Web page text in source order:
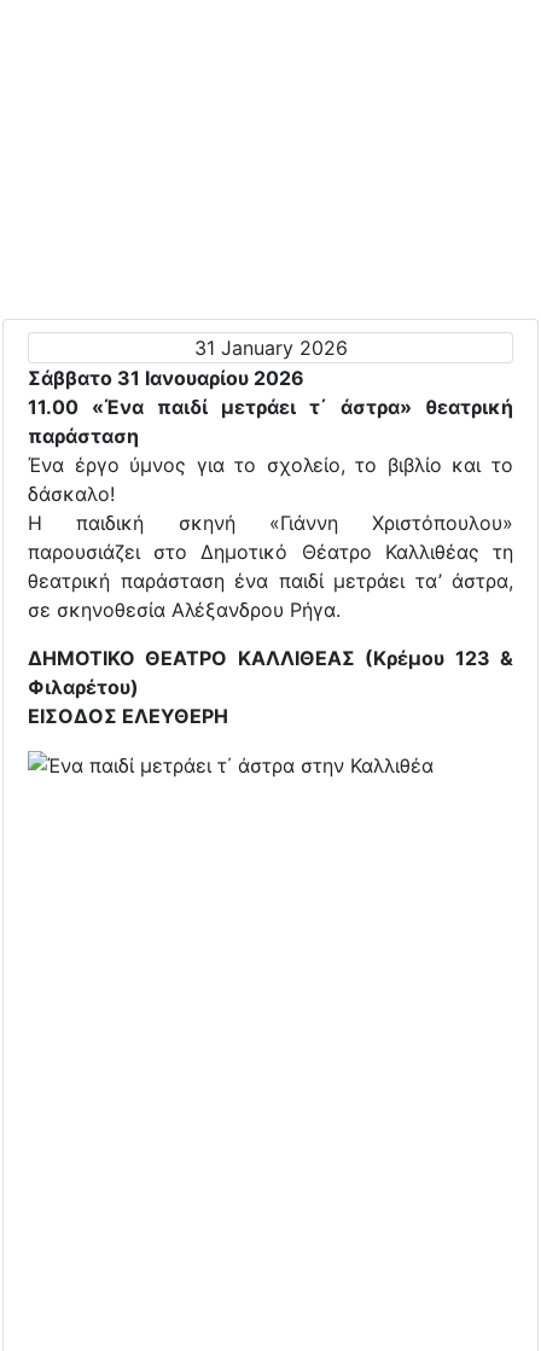
31 January 2026
Σάββατο 31 Ιανουαρίου 2026
11.00 «Ένα παιδί μετράει τ΄ άστρα» θεατρική
παράσταση
Ένα έργο ύμνος για το σχολείο, το βιβλίο και το
δάσκαλο!
Η παιδική σκηνή «Γιάννη Χριστόπουλου»
παρουσιάζει στο Δημοτικό Θέατρο Καλλιθέας τη
θεατρική παράσταση ένα παιδί μετράει τα’ άστρα,
σε σκηνοθεσία Αλέξανδρου Ρήγα.
ΔΗΜΟΤΙΚΟ ΘΕΑΤΡΟ ΚΑΛΛΙΘΕΑΣ (Κρέμου 123 &
Φιλαρέτου)
ΕΙΣΟΔΟΣ ΕΛΕΥΘΕΡΗ